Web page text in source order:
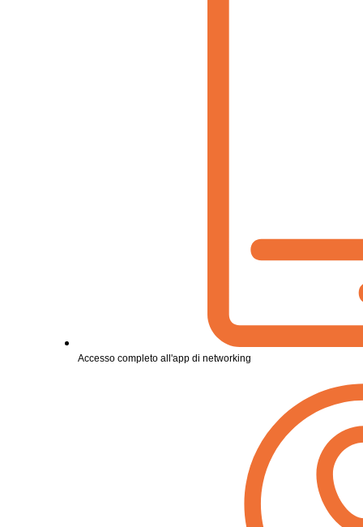
Accesso completo all'app di networking